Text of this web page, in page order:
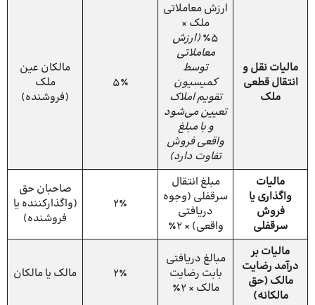
مالیات نقل و
انتقال قطعی
ملک
ارزش معاملاتی
ملک ×
۵٪
(ارزش
معاملاتی
توسط
کمیسیون
تقویم املاک
تعیین می‌شود
و با مبلغ
واقعی فروش
تفاوت دارد)
۵٪
مالکان عین
ملک
(فروشنده)
مالیات
واگذاری یا
فروش
سرقفلی
مبلغ انتقال
سرقفلی (وجوه
دریافتی
واقعی) × ۲٪
۲٪
صاحبان حق
(واگذارکننده یا
فروشنده)
مالیات بر
درآمد رضایت
مالک (حق
مالکانه)
مبالغ دریافتی
بابت رضایت
مالک × ۲٪
۲٪ مالک یا مالکان